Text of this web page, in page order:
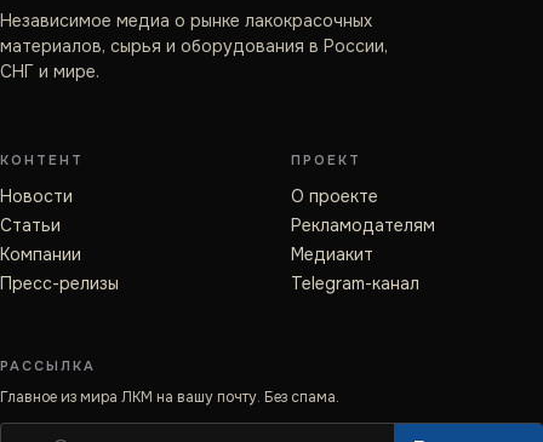
Независимое медиа о рынке лакокрасочных
материалов, сырья и оборудования в России,
СНГ и мире.
КОНТЕНТ
Новости
Статьи
Компании
Пресс-релизы
ПРОЕКТ
О проекте
Рекламодателям
Медиакит
Telegram-канал
РАССЫЛКА
Главное из мира ЛКМ на вашу почту. Без спама.